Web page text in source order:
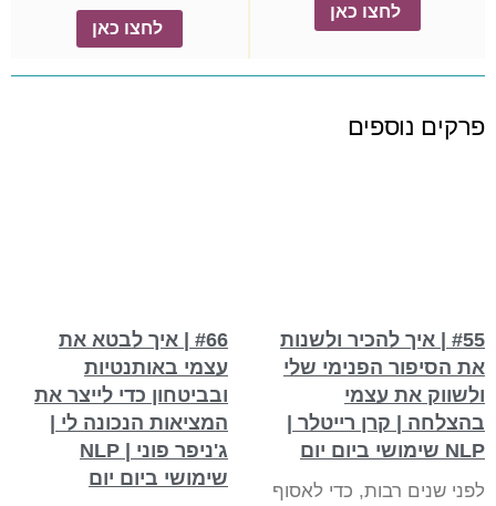
לחצו כאן
לחצו כאן
פרקים נוספים
#55 | איך להכיר ולשנות
את הסיפור הפנימי שלי
ולשווק את עצמי
בהצלחה | קרן רייטלר |
NLP שימושי ביום יום
לפני שנים רבות, כדי לאסוף
#66 | איך לבטא את
עצמי באותנטיות
ובביטחון כדי לייצר את
המציאות הנכונה לי |
ג'ניפר פוני | NLP
שימושי ביום יום